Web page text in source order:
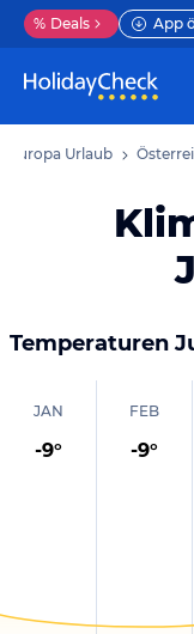
% Deals App
Europa Urlaub
Temperaturen
JAN
-9°
FEB
-9°